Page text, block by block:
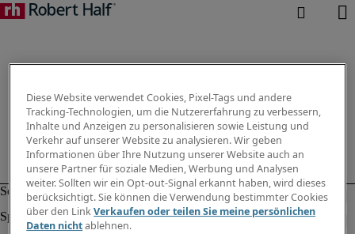
Diese Website verwendet Cookies, Pixel-Tags und andere
Tracking-Technologien, um die Nutzererfahrung zu verbessern,
Inhalte und Anzeigen zu personalisieren sowie Leistung und
Verkehr auf unserer Website zu analysieren. Wir geben
Informationen über Ihre Nutzung unserer Website auch an
unsere Partner für soziale Medien, Werbung und Analysen
weiter. Sollten wir ein Opt-out-Signal erkannt haben, wird dieses
berücksichtigt. Sie können die Verwendung bestimmter Cookies
über den LinkVerkaufen oder teilen Sie meine persönlichen
Daten nichtablehnen.